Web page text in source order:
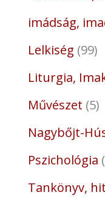
imádság,
Lelkiség 99
Liturgia,
Művészet 5
Nagybőjt-
Pszichológia
Tankönyv,